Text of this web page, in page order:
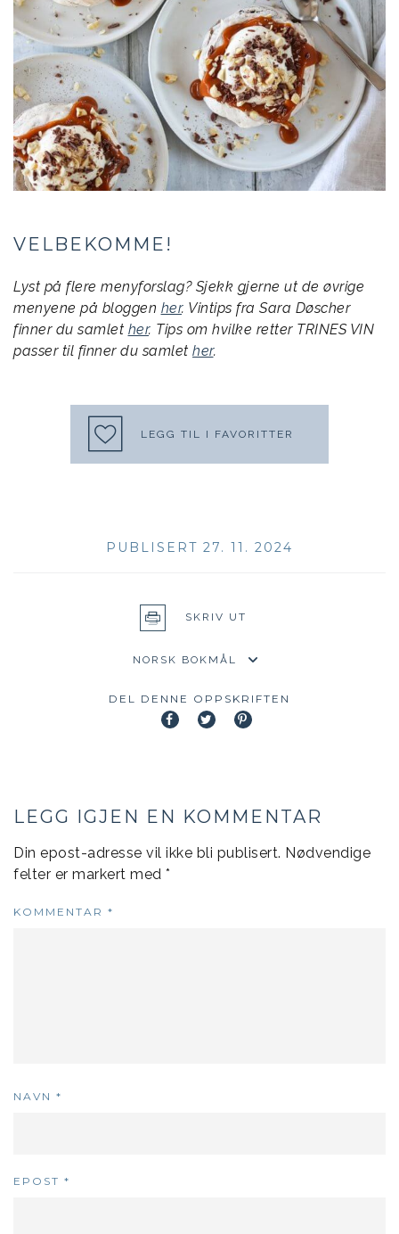
VELBEKOMME!
Lyst på flere menyforslag? Sjekk gjerne ut de øvrige
menyene på bloggen her. Vintips fra Sara Døscher
finner du samlet her. Tips om hvilke retter TRINES VIN
passer til finner du samlet her.
LEGG TIL I FAVORITTER
PUBLISERT 27. 11. 2024
SKRIV UT
DEL DENNE OPPSKRIFTEN
LEGG IGJEN EN KOMMENTAR
Din epost-adresse vil ikke bli publisert. Nødvendige
felter er markert med *
KOMMENTAR *
NAVN *
EPOST *